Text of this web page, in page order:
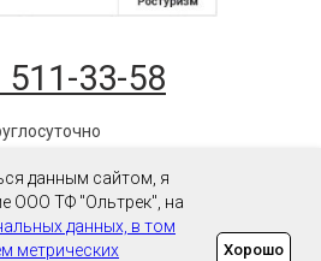
33-58
данным сайтом, я
ООО ТФ "Ольтрек", на
данных, в том
метрических
Хорошо